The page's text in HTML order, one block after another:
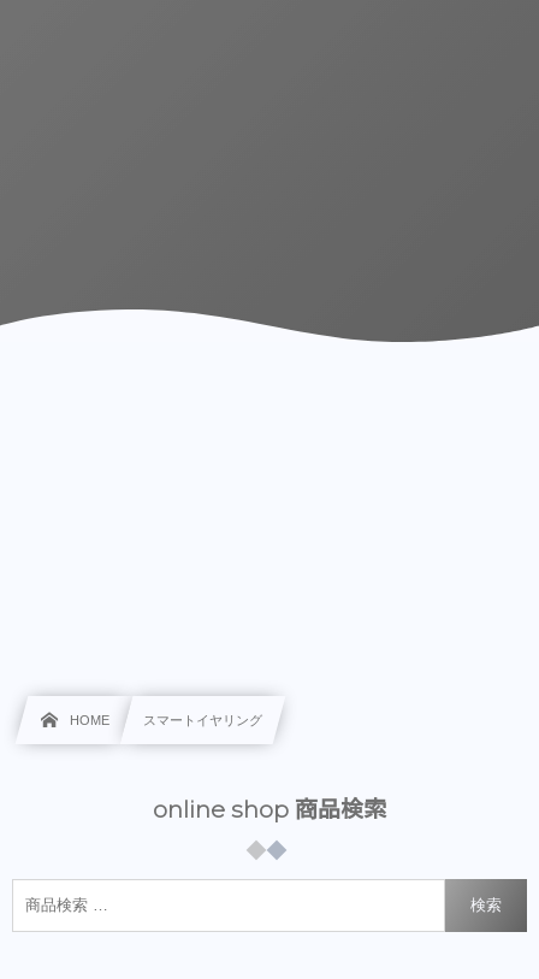
HOME スマートイヤリング
online shop 商品検索
検索